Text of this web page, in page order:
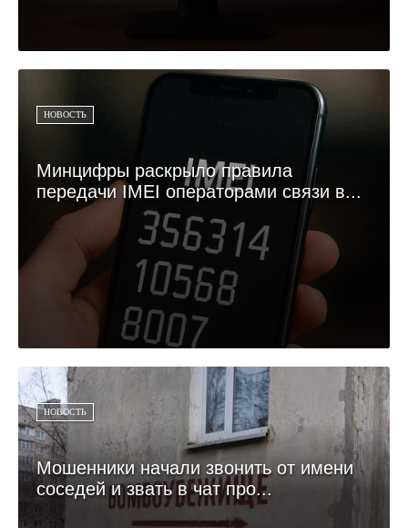
НОВОСТЬ
Минцифры раскрыло правила
передачи IMEI операторами связи в...
НОВОСТЬ
Мошенники начали звонить от имени
соседей и звать в чат про...